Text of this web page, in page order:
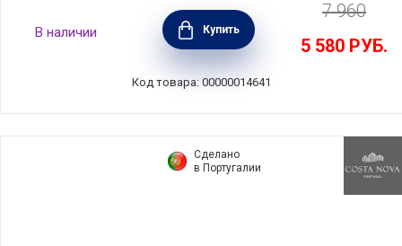
Блюдо Nova 30x21 см, материал керамика,
цвет белый, Costa Nova, Португалия,
NOA302-WHE(NOA302-02203B)
В наличии Купить
7 960
5 580 РУБ.
Код товара: 00000014641
Сделано
в Португалии